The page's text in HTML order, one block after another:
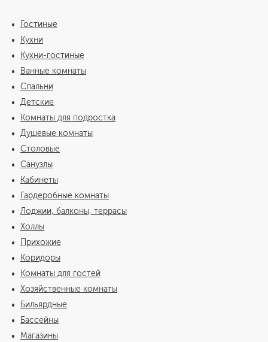
Гостиные
Кухни
Кухни-гостиные
Ванные комнаты
Спальни
Детские
Комнаты для подростка
Душевые комнаты
Столовые
Санузлы
Кабинеты
Гардеробные комнаты
Лоджии, балконы, террасы
Холлы
Прихожие
Коридоры
Комнаты для гостей
Хозяйственные комнаты
Бильярдные
Бассейны
Магазины